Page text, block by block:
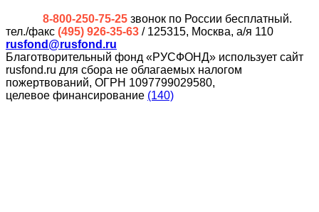
8-800-250-75-25 звонок по России бесплатный.
тел./факс (495) 926-35-63 / 125315, Москва, а/я 110
rusfond@rusfond.ru
Благотворительный фонд «РУСФОНД» использует сайт
rusfond.ru для сбора не облагаемых налогом
пожертвований, ОГРН 1097799029580,
целевое финансирование (140)